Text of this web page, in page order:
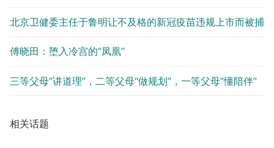
北京卫健委主任于鲁明让不及格的新冠疫苗违规上市而被捕
傅晓田：堕入冷宫的“凤凰”
三等父母“讲道理”，二等父母“做规划”，一等父母”懂陪伴”
相关话题